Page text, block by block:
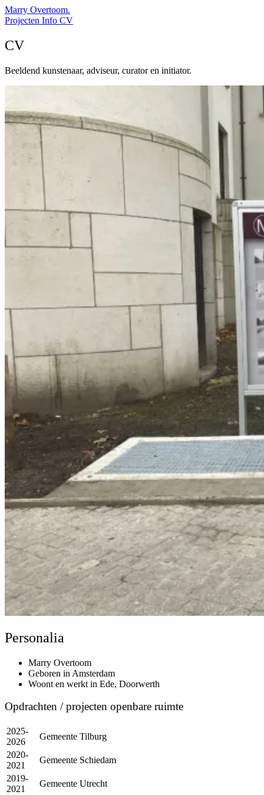
Marry Overtoom.
Projecten Info CV
CV
Beeldend kunstenaar, adviseur, curator en initiator.
Personalia
Marry Overtoom
Geboren in Amsterdam
Woont en werkt in Ede, Doorwerth
Opdrachten / projecten openbare ruimte
2025-
2026
Gemeente Tilburg
2020-
2021
Gemeente Schiedam
2019-
2021
Gemeente Utrecht